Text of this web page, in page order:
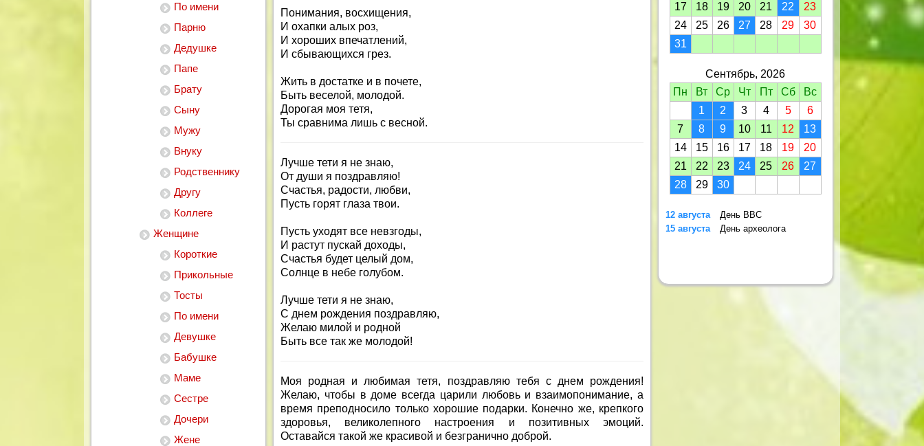
По имени
Парню
Дедушке
Папе
Брату
Сыну
Мужу
Внуку
Родственнику
Другу
Коллеге
Женщине
Короткие
Прикольные
Тосты
По имени
Девушке
Бабушке
Маме
Сестре
Дочери
Жене
Понимания, восхищения,
И охапки алых роз,
И хороших впечатлений,
И сбывающихся грез.
Жить в достатке и в почете,
Быть веселой, молодой.
Дорогая моя тетя,
Ты сравнима лишь с весной.
Лучше тети я не знаю,
От души я поздравляю!
Счастья, радости, любви,
Пусть горят глаза твои.
Пусть уходят все невзгоды,
И растут пускай доходы,
Счастья будет целый дом,
Солнце в небе голубом.
Лучше тети я не знаю,
С днем рождения поздравляю,
Желаю милой и родной
Быть все так же молодой!
Моя родная и любимая тетя, поздравляю тебя с днем рождения!
Желаю, чтобы в доме всегда царили любовь и взаимопонимание, а
время преподносило только хорошие подарки. Конечно же, крепкого
здоровья, великолепного настроения и позитивных эмоций.
Оставайся такой же красивой и безгранично доброй.
17
18 19 20 21 22
23
24
25 26 27 28 29
30
31
Сентябрь, 2026
Пн
Вт Ср Чт Пт Сб
Вс
1
2 3 4 5
6
7
8 9 10 11 12
13
14
15 16 17 18 19
20
21
22 23 24 25 26
27
28
29 30
12 августа
День ВВС
15 августа
День археолога